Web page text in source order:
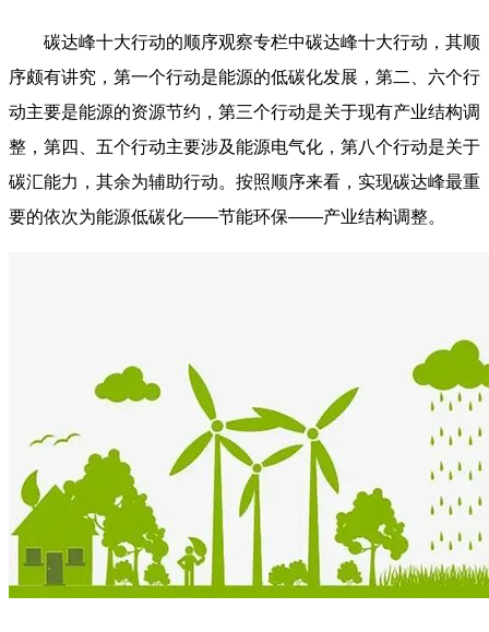
碳达峰十大行动的顺序观察专栏中碳达峰十大行动，其顺
序颇有讲究，第一个行动是能源的低碳化发展，第二、六个行
动主要是能源的资源节约，第三个行动是关于现有产业结构调
整，第四、五个行动主要涉及能源电气化，第八个行动是关于
碳汇能力，其余为辅助行动。按照顺序来看，实现碳达峰最重
要的依次为能源低碳化——节能环保——产业结构调整。